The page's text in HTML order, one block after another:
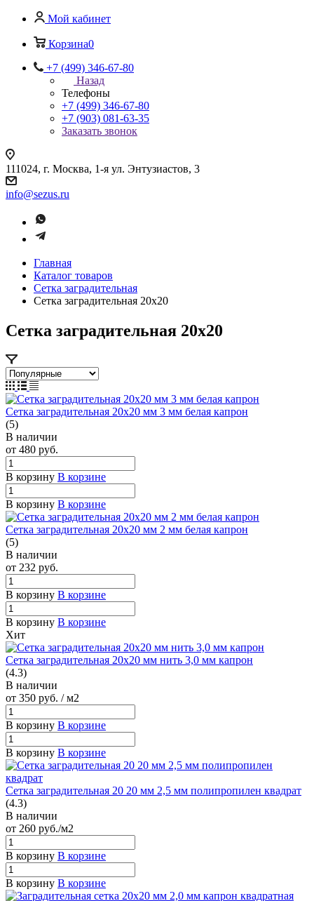
Мой кабинет
Корзина0
+7 (499) 346-67-80
Назад
Телефоны
+7 (499) 346-67-80
+7 (903) 081-63-35
Заказать звонок
111024, г. Москва, 1-я ул. Энтузиастов, 3
info@sezus.ru
Главная
Каталог товаров
Сетка заградительная
Сетка заградительная 20х20
Сетка заградительная 20х20
Сетка заградительная 20х20 мм 3 мм белая капрон
(5)
В наличии
от 480 руб.
В корзину В корзине
В корзину В корзине
Сетка заградительная 20х20 мм 2 мм белая капрон
(5)
В наличии
от 232 руб.
В корзину В корзине
В корзину В корзине
Хит
Сетка заградительная 20х20 мм нить 3,0 мм капрон
(4.3)
В наличии
от 350 руб. / м2
В корзину В корзине
В корзину В корзине
Сетка заградительная 20 20 мм 2,5 мм полипропилен квадрат
(4.3)
В наличии
от 260 руб./м2
В корзину В корзине
В корзину В корзине